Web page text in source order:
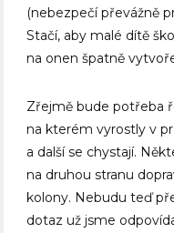
(nebezpečí převážně
Stačí, aby malé dítě
na onen špatně
Zřejmě bude potřeba
na kterém vyrostly v
a další se chystají.
na druhou stranu
kolony. Nebudu teď
dotaz už jsme